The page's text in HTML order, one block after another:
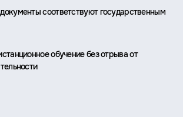
соответствуют государственным
обучение без отрыва от